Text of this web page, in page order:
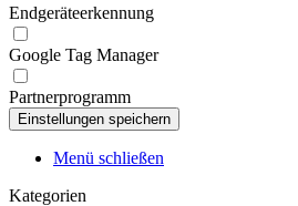
Endgeräteerkennung
Google Tag Manager
Partnerprogramm
Menü schließen
Kategorien